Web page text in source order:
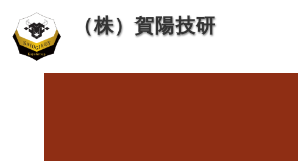
（株）賀陽技研
稿
ナ